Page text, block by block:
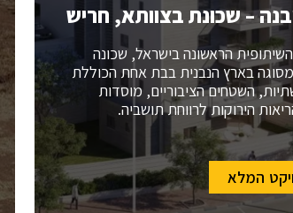
– שכונת בצוותא, חריש
הראשונה בישראל, שכונה
בארץ הנבנית בבת אחת הכוללת
השטחים הציבוריים, מוסדות
הירוקות לרווחת תושביה.
המלא